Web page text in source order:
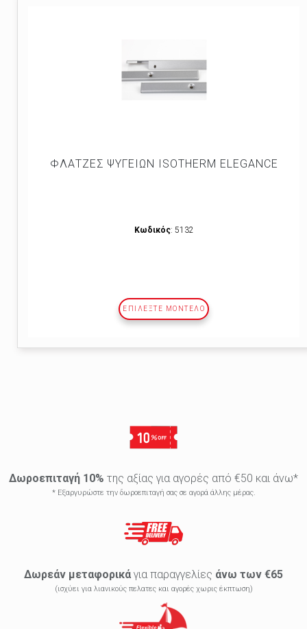
ΦΛΑΤΖΕΣ ΨΥΓΕΙΩΝ ISOTHERM ELEGANCE
Κωδικός: 5132
ΕΠΙΛΕΞΤΕ ΜΟΝΤΕΛΟ
Δωροεπιταγή 10% της αξίας για αγορές από €50 και άνω*
* Εξαργυρώστε την δωροεπιταγή σας σε αγορά άλλης μέρας.
Δωρεάν μεταφορικά για παραγγελίες άνω των €65
(ισχύει για λιανικούς πελατες και αγορές χωρις έκπτωση)